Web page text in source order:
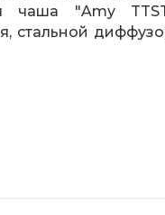
чаша "Amy
стальной